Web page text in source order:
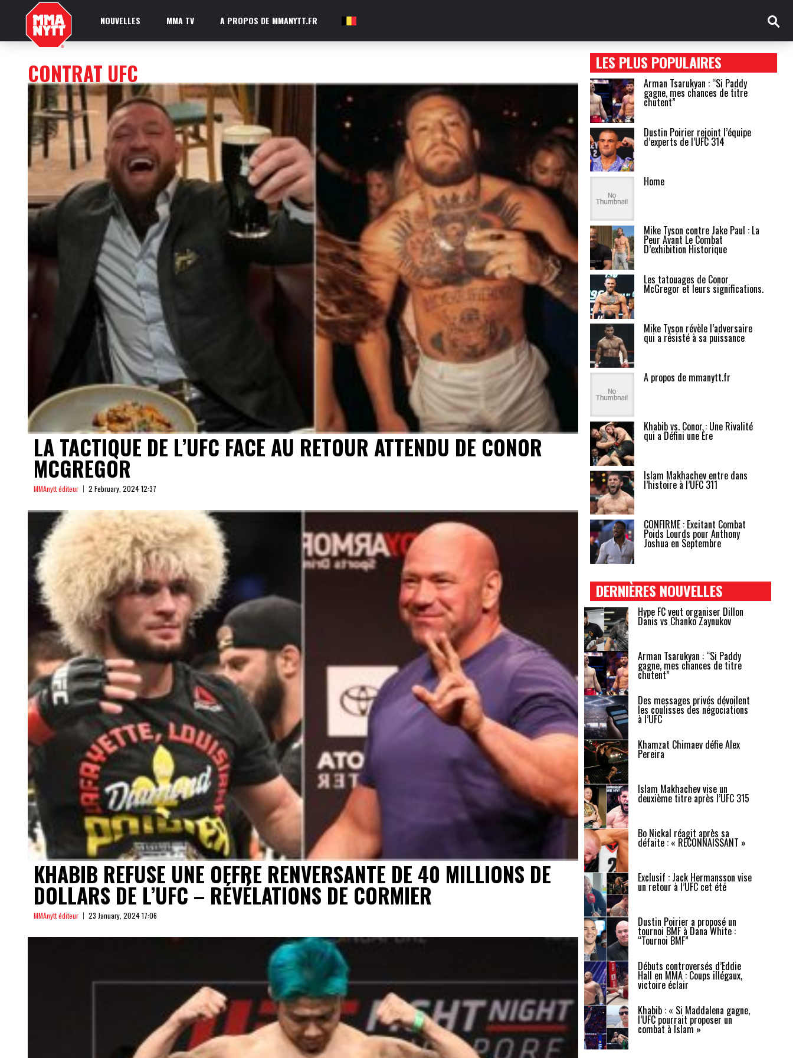
NOUVELLES MMA TV A PROPOS DE MMANYTT.FR FR
CONTRAT UFC
LA TACTIQUE DE L’UFC FACE AU RETOUR ATTENDU DE CONOR
MCGREGOR
MMAnytt éditeur 2 February, 2024 12:37
KHABIB REFUSE UNE OFFRE RENVERSANTE DE 40 MILLIONS DE
DOLLARS DE L’UFC – RÉVÉLATIONS DE CORMIER
MMAnytt éditeur 23 January, 2024 17:06
LES PLUS POPULAIRES
Arman Tsarukyan : “Si Paddy
gagne, mes chances de titre
chutent”
Dustin Poirier rejoint l’équipe
d’experts de l’UFC 314
Home
Mike Tyson contre Jake Paul : La
Peur Avant Le Combat
D’exhibition Historique
Les tatouages de Conor
McGregor et leurs significations.
Mike Tyson révèle l’adversaire
qui a résisté à sa puissance
A propos de mmanytt.fr
Khabib vs. Conor : Une Rivalité
qui a Défini une Ère
Islam Makhachev entre dans
l’histoire à l’UFC 311
CONFIRMÉ : Excitant Combat
Poids Lourds pour Anthony
Joshua en Septembre
DERNIÈRES NOUVELLES
Hype FC veut organiser Dillon
Danis vs Chanko Zaynukov
Arman Tsarukyan : “Si Paddy
gagne, mes chances de titre
chutent”
Des messages privés dévoilent
les coulisses des négociations
à l’UFC
Khamzat Chimaev défie Alex
Pereira
Islam Makhachev vise un
deuxième titre après l’UFC 315
Bo Nickal réagit après sa
défaite : « RECONNAISSANT »
Exclusif : Jack Hermansson vise
un retour à l’UFC cet été
Dustin Poirier a proposé un
tournoi BMF à Dana White :
“Tournoi BMF”
Débuts controversés d’Eddie
Hall en MMA : Coups illégaux,
victoire éclair
Khabib : « Si Maddalena gagne,
l’UFC pourrait proposer un
combat à Islam »